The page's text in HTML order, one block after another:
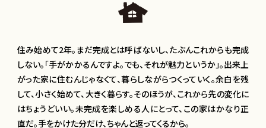
住み始めて2年。まだ完成とは呼ばないし、たぶんこれからも完成
しない。「手がかかるんですよ。でも、それが魅力というか」。出来上
がった家に住むんじゃなくて、暮らしながらつくっていく。余白を残
して、小さく始めて、大きく暮らす。そのほうが、これから先の変化に
はちょうどいい。未完成を楽しめる人にとって、この家はかなり正
直だ。手をかけた分だけ、ちゃんと返ってくるから。